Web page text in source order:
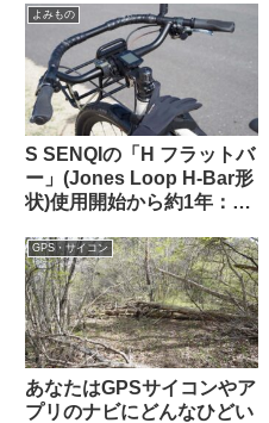
よみもの
S SENQIの「H フラットバ
ー」(Jones Loop H-Bar形
状)使用開始から約1年：両
くしてみた
GPS・サイコン
あなたはGPSサイコンやア
プリのナビにどんなひどい